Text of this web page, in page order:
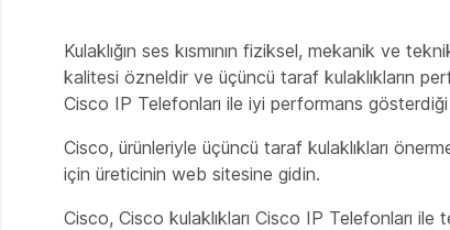
Kulaklığın ses kısmının fiziksel, mekanik ve
kalitesi özneldir ve üçüncü taraf kulaklıkların
Cisco IP Telefonları ile iyi performans gösterdiği
Cisco, ürünleriyle üçüncü taraf kulaklıkları
için üreticinin web sitesine gidin.
Cisco, Cisco kulaklıkları Cisco IP Telefonları